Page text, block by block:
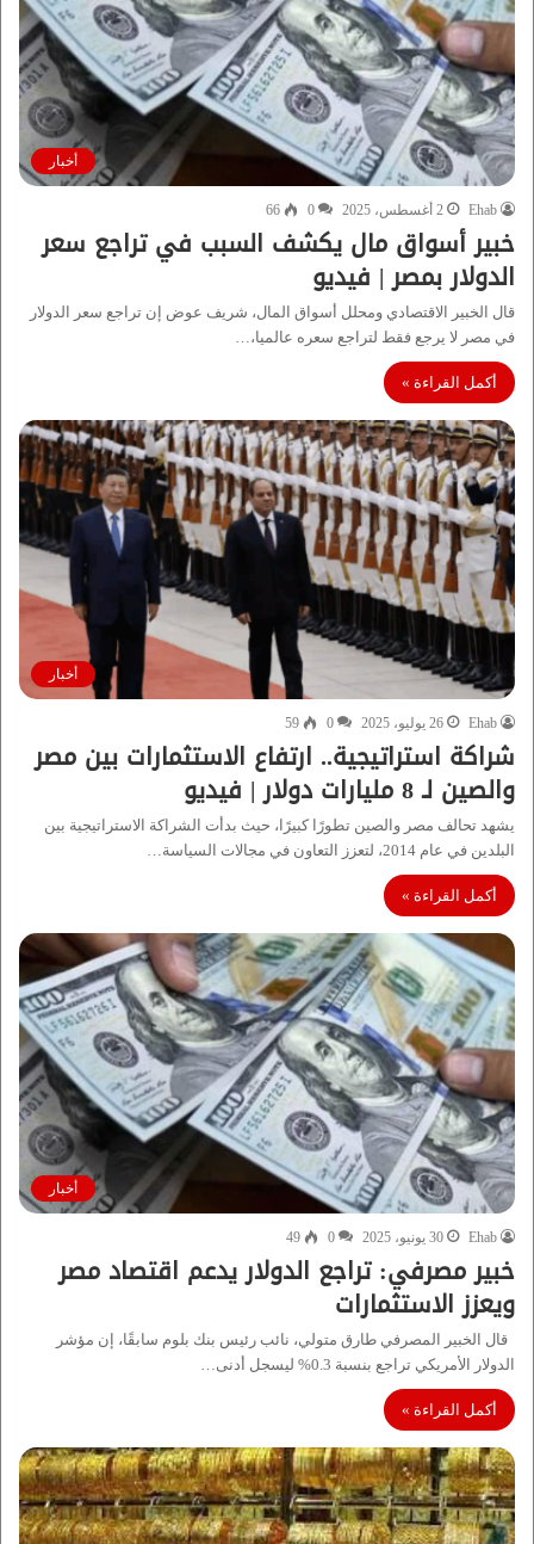
أخبار
Ehab 2 أغسطس، 2025 0
66
خبير أسواق مال يكشف السبب في تراجع سعر
الدولار بمصر | فيديو
قال الخبير الاقتصادي ومحلل أسواق المال، شريف عوض إن تراجع سعر الدولار
في مصر لا يرجع فقط لتراجع سعره عالميا،…
أكمل القراءة »
أخبار
Ehab 26 يوليو، 2025 0
59
شراكة استراتيجية.. ارتفاع الاستثمارات بين مصر
والصين لـ 8 مليارات دولار | فيديو
يشهد تحالف مصر والصين تطورًا كبيرًا، حيث بدأت الشراكة الاستراتيجية بين
البلدين في عام 2014، لتعزز التعاون في مجالات السياسة…
أكمل القراءة »
أخبار
Ehab 30 يونيو، 2025 0
49
خبير مصرفي: تراجع الدولار يدعم اقتصاد مصر
ويعزز الاستثمارات
قال الخبير المصرفي طارق متولي، نائب رئيس بنك بلوم سابقًا، إن مؤشر
الدولار الأمريكي تراجع بنسبة 0.3% ليسجل أدنى…
أكمل القراءة »